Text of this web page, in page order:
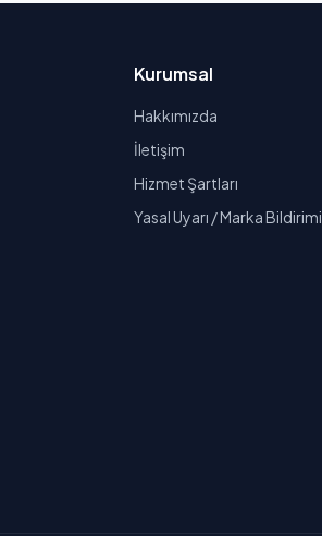
Kurumsal
Hakkımızda
İletişim
Hizmet Şartları
Yasal Uyarı / Marka Bildirimi